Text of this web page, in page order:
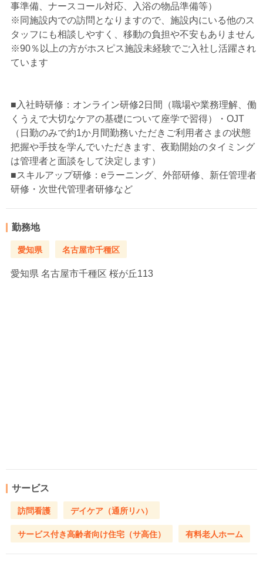
事準備、ナースコール対応、入浴の物品準備等）
※同施設内での訪問となりますので、施設内にいる他のス
タッフにも相談しやすく、移動の負担や不安もありません
※90％以上の方がホスピス施設未経験でご入社し活躍され
ています
■入社時研修：オンライン研修2日間（職場や業務理解、働
くうえで大切なケアの基礎について座学で習得）・OJT
（日勤のみで約1か月間勤務いただきご利用者さまの状態
把握や手技を学んでいただきます、夜勤開始のタイミング
は管理者と面談をして決定します）
■スキルアップ研修：eラーニング、外部研修、新任管理者
研修・次世代管理者研修など
勤務地
愛知県 名古屋市千種区
愛知県 名古屋市千種区 桜が丘113
サービス
訪問看護 デイケア（通所リハ）
サービス付き高齢者向け住宅（サ高住） 有料老人ホーム